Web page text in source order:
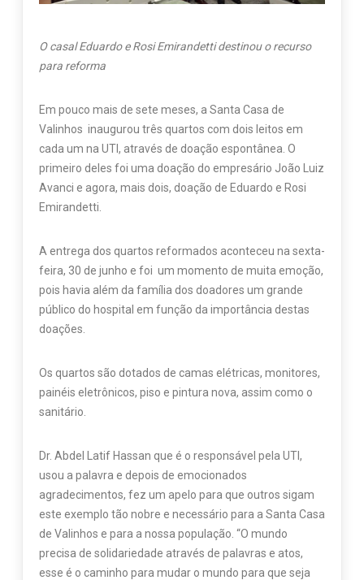
O casal Eduardo e Rosi Emirandetti destinou o recurso
para reforma
Em pouco mais de sete meses, a Santa Casa de
Valinhos inaugurou três quartos com dois leitos em
cada um na UTI, através de doação espontânea. O
primeiro deles foi uma doação do empresário João Luiz
Avanci e agora, mais dois, doação de Eduardo e Rosi
Emirandetti.
A entrega dos quartos reformados aconteceu na sexta-
feira, 30 de junho e foi um momento de muita emoção,
pois havia além da família dos doadores um grande
público do hospital em função da importância destas
doações.
Os quartos são dotados de camas elétricas, monitores,
painéis eletrônicos, piso e pintura nova, assim como o
sanitário.
Dr. Abdel Latif Hassan que é o responsável pela UTI,
usou a palavra e depois de emocionados
agradecimentos, fez um apelo para que outros sigam
este exemplo tão nobre e necessário para a Santa Casa
de Valinhos e para a nossa população. “O mundo
precisa de solidariedade através de palavras e atos,
esse é o caminho para mudar o mundo para que seja